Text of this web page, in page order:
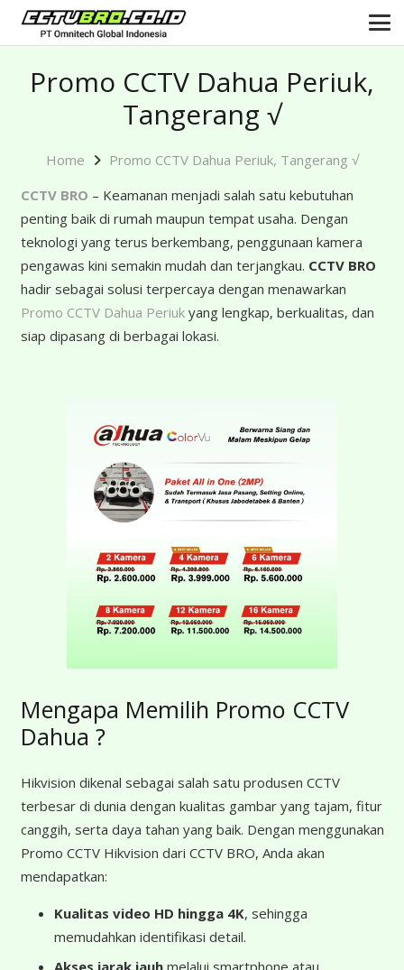
Promo CCTV Dahua Periuk,
Tangerang √
Home
Promo CCTV Dahua Periuk, Tangerang √
CCTV BRO – Keamanan menjadi salah satu kebutuhan
penting baik di rumah maupun tempat usaha. Dengan
teknologi yang terus berkembang, penggunaan kamera
pengawas kini semakin mudah dan terjangkau. CCTV BRO
hadir sebagai solusi terpercaya dengan menawarkan
Promo CCTV Dahua Periukyang lengkap, berkualitas, dan
siap dipasang di berbagai lokasi.
Mengapa Memilih Promo CCTV
Dahua ?
Hikvision dikenal sebagai salah satu produsen CCTV
terbesar di dunia dengan kualitas gambar yang tajam, fitur
canggih, serta daya tahan yang baik. Dengan menggunakan
Promo CCTV Hikvision dari CCTV BRO, Anda akan
mendapatkan:
Kualitas video HD hingga 4K, sehingga
memudahkan identifikasi detail.
Akses jarak jauh melalui smartphone atau